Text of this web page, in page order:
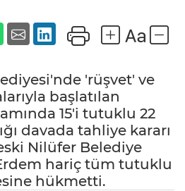
'rüşvet' ve
başlatılan
15'i tutuklu 22
davada tahliye kararı
Nilüfer Belediye
hariç tüm tutuklu
hükmetti.